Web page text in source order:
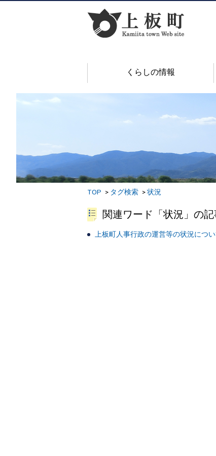
くらしの情報
TOP タグ検索 状況
関連ワード「状況」の
上板町人事行政の運営等の状況につ